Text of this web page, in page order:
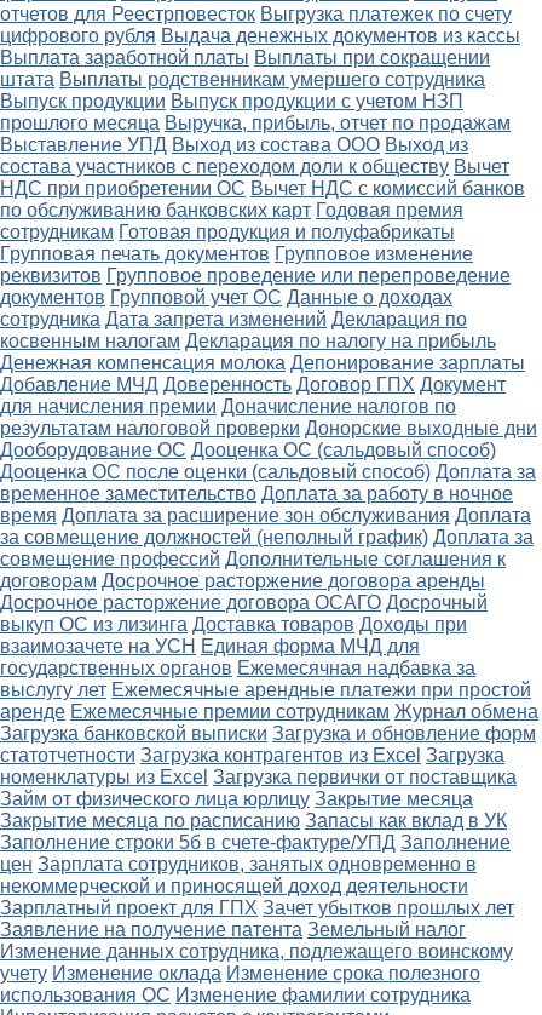
отчетов для Реестрповесток Выгрузка платежек по счету
цифрового рубля Выдача денежных документов из кассы
Выплата заработной платы Выплаты при сокращении
штата Выплаты родственникам умершего сотрудника
Выпуск продукции Выпуск продукции с учетом НЗП
прошлого месяца Выручка, прибыль, отчет по продажам
Выставление УПД Выход из состава ООО Выход из
состава участников с переходом доли к обществу Вычет
НДС при приобретении ОС Вычет НДС с комиссий банков
по обслуживанию банковских карт Годовая премия
сотрудникам Готовая продукция и полуфабрикаты
Групповая печать документов Групповое изменение
реквизитов Групповое проведение или перепроведение
документов Групповой учет ОС Данные о доходах
сотрудника Дата запрета изменений Декларация по
косвенным налогам Декларация по налогу на прибыль
Денежная компенсация молока Депонирование зарплаты
Добавление МЧД Доверенность Договор ГПХ Документ
для начисления премии Доначисление налогов по
результатам налоговой проверки Донорские выходные дни
Дооборудование ОС Дооценка ОС (сальдовый способ)
Дооценка ОС после оценки (сальдовый способ) Доплата за
временное заместительство Доплата за работу в ночное
время Доплата за расширение зон обслуживания Доплата
за совмещение должностей (неполный график) Доплата за
совмещение профессий Дополнительные соглашения к
договорам Досрочное расторжение договора аренды
Досрочное расторжение договора ОСАГО Досрочный
выкуп ОС из лизинга Доставка товаров Доходы при
взаимозачете на УСН Единая форма МЧД для
государственных органов Ежемесячная надбавка за
выслугу лет Ежемесячные арендные платежи при простой
аренде Ежемесячные премии сотрудникам Журнал обмена
Загрузка банковской выписки Загрузка и обновление форм
статотчетности Загрузка контрагентов из Excel Загрузка
номенклатуры из Excel Загрузка первички от поставщика
Займ от физического лица юрлицу Закрытие месяца
Закрытие месяца по расписанию Запасы как вклад в УК
Заполнение строки 5б в счете-фактуре/УПД Заполнение
цен Зарплата сотрудников, занятых одновременно в
некоммерческой и приносящей доход деятельности
Зарплатный проект для ГПХ Зачет убытков прошлых лет
Заявление на получение патента Земельный налог
Изменение данных сотрудника, подлежащего воинскому
учету Изменение оклада Изменение срока полезного
использования ОС Изменение фамилии сотрудника